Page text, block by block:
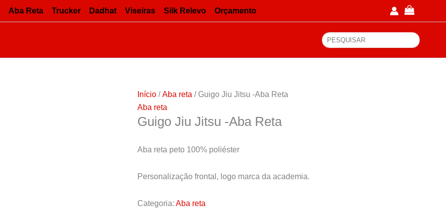
Aba Reta Trucker Dadhat Viseiras Silk Relevo Orçamento
Início /Aba reta / Guigo Jiu Jitsu -Aba Reta
Aba reta
Guigo Jiu Jitsu -Aba Reta
Aba reta peto 100% poliéster
Personalização frontal, logo marca da academia.
Categoria:Aba reta